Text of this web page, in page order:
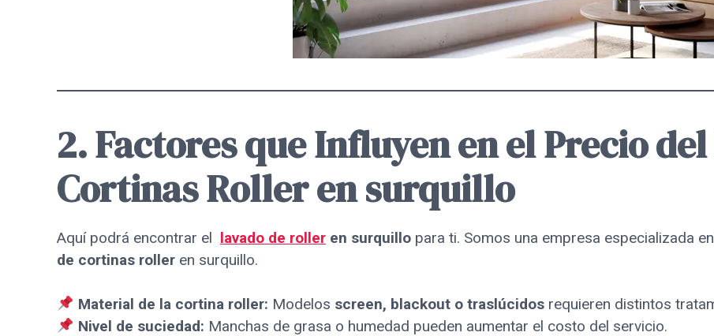
2. Factores que Influyen en el Precio
Cortinas Rolleren surquillo
Aquí podrá encontrar el lavado de roller en surquillo para ti. Somos una empresa especializada
de cortinas roller en surquillo.
Material de la cortina roller: Modelos screen, blackout o traslúcidosrequieren distintos
Nivel de suciedad: Manchas de grasa o humedad pueden aumentar el costo del servicio.